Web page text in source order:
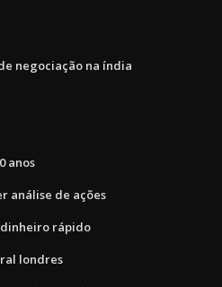
negociação na índia
anos
análise de ações
rápido
londres